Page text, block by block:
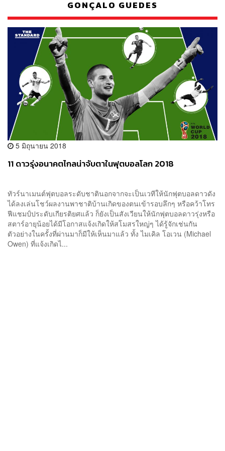
GONÇALO GUEDES
5 มิถุนายน 2018
11 ดาวรุ่งอนาคตไกลน่าจับตาในฟุตบอลโลก 2018
ทัวร์นาเมนต์ฟุตบอลระดับชาตินอกจากจะเป็นเวทีให้นักฟุตบอลดาวดัง
ได้ลงเล่นโชว์ผลงานพาชาติบ้านเกิดของตนเข้ารอบลึกๆ หรือคว้าโทร
ฟีแชมป์ประดับเกียรติยศแล้ว ก็ยังเป็นสังเวียนให้นักฟุตบอลดาวรุ่งหรือ
สตาร์อายุน้อยได้มีโอกาสแจ้งเกิดให้สโมสรใหญ่ๆ ได้รู้จักเช่นกัน
ตัวอย่างในครั้งที่ผ่านมาก็มีให้เห็นมาแล้ว ทั้ง ไมเคิล โอเวน (Michael
Owen) ที่แจ้งเกิดไ...